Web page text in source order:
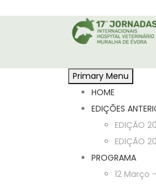
Primary Menu
HOME
EDIÇÕES
EDIÇÃO
EDIÇÃO
PROGRAMA
12 Março